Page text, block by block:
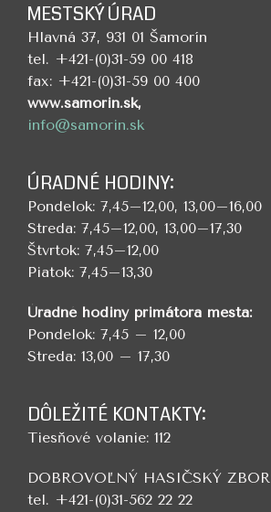
MESTSKÝ ÚRAD
Hlavná 37, 931 01 Šamorín
tel. +421-(0)31-59 00 418
fax: +421-(0)31-59 00 400
www.samorin.sk,
info@samorin.sk
ÚRADNÉ HODINY:
Pondelok: 7,45–12,00, 13,00–16,00
Streda: 7,45–12,00, 13,00–17,30
Štvrtok: 7,45–12,00
Piatok: 7,45–13,30
Úradné hodiny primátora mesta:
Pondelok: 7,45 – 12,00
Streda: 13,00 – 17,30
DÔLEŽITÉ KONTAKTY:
Tiesňové volanie: 112
DOBROVOĽNÝ HASIČSKÝ ZBOR
tel. +421-(0)31-562 22 22